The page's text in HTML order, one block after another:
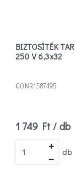
BIZTOSÍTÉK
250 V 6,3x32
CONR1587495
1 749 Ft / db
db